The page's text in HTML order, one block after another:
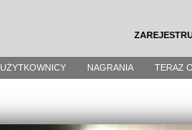
UŻYTKOWNICY NAGRANIA TERAZ